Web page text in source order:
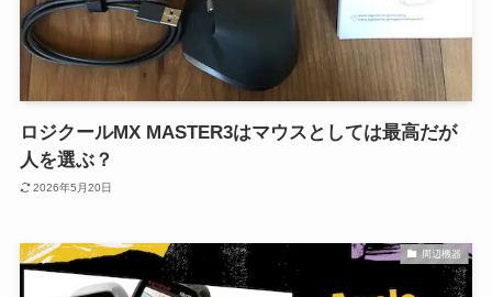
ロジクールMX MASTER3はマウスとしては最高だが
人を選ぶ？
2026年5月20日
周辺機器